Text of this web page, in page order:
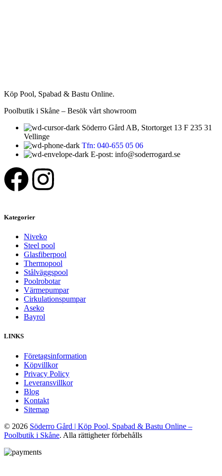
Köp Pool, Spabad & Bastu Online.
Poolbutik i Skåne – Besök vårt showroom
Söderro Gård AB, Stortorget 13 F 235 31
Vellinge
Tfn: 040-655 05 06
E-post: info@soderrogard.se
Kategorier
Niveko
Steel pool
Glasfiberpool
Thermopool
Stålväggspool
Poolrobotar
Värmepumpar
Cirkulationspumpar
Aseko
Bayrol
LINKS
Företagsinformation
Köpvillkor
Privacy Policy
Leveransvillkor
Blog
Kontakt
Sitemap
© 2026 Söderro Gård | Köp Pool, Spabad & Bastu Online –
Poolbutik i Skåne. Alla rättigheter förbehålls